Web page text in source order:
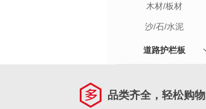
木材/板材
沙/石/水泥
道路护栏板
品类齐全，轻松购物